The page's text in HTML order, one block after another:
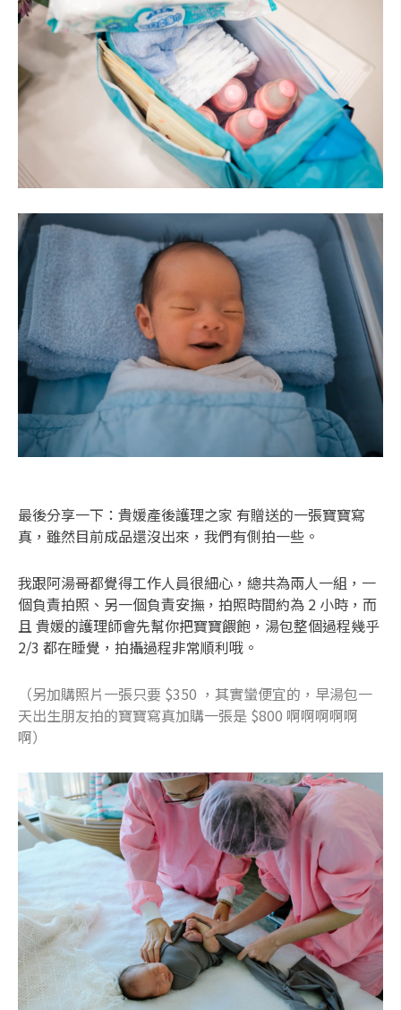
最後分享一下：貴媛產後護理之家 有贈送的一張寶寶寫
真，雖然目前成品還沒出來，我們有側拍一些。
我跟阿湯哥都覺得工作人員很細心，總共為兩人一組，一
個負責拍照、另一個負責安撫，拍照時間約為 2 小時，而
且 貴媛的護理師會先幫你把寶寶餵飽，湯包整個過程幾乎
2/3 都在睡覺，拍攝過程非常順利哦。
（另加購照片一張只要 $350 ，其實蠻便宜的，早湯包一
天出生朋友拍的寶寶寫真加購一張是 $800 啊啊啊啊啊
啊）